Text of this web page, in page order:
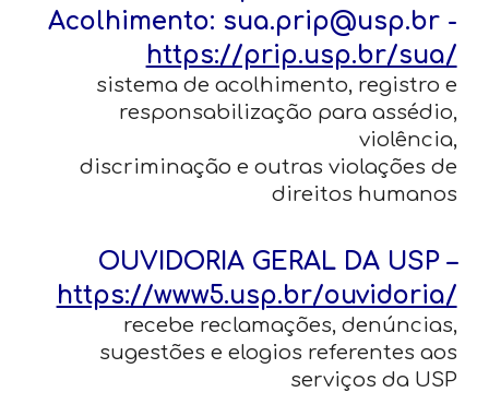
Acolhimento: sua.prip@usp.br -
https://prip.usp.br/sua/
sistema de acolhimento, registro e
responsabilização para assédio,
violência,
discriminação e outras violações de
direitos humanos
OUVIDORIA GERAL DA USP –
https://www5.usp.br/ouvidoria/
recebe reclamações, denúncias,
sugestões e elogios referentes aos
serviços da USP